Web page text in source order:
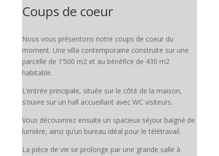
Coups de coeur
Nous vous présentons notre coups de coeur du
moment. Une villa contemporaine construite sur une
parcelle de 1’500 m2 et au bénéfice de 430 m2
habitable.
L’entrée principale, située sur le côté de la maison,
s’ouvre sur un hall accueillant avec WC visiteurs.
Vous découvrirez ensuite un spacieux séjour baigné de
lumière, ainsi qu’un bureau idéal pour le télétravail.
La pièce de vie se prolonge par une grande salle à